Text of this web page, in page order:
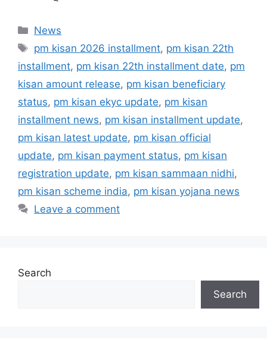
Categories
News
Tags
pm kisan 2026 installment, pm kisan 22th
installment, pm kisan 22th installment date, pm
kisan amount release, pm kisan beneficiary
status, pm kisan ekyc update, pm kisan
installment news, pm kisan installment update,
pm kisan latest update, pm kisan official
update, pm kisan payment status, pm kisan
registration update, pm kisan sammaan nidhi,
pm kisan scheme india, pm kisan yojana news
Leave a comment
Search
Search